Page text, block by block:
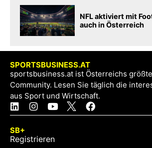
NFL aktiviert mit
auch in Österreich
SPORTSBUSINESS.AT
sportsbusiness.at ist Österreichs
Community. Lesen Sie täglich die
aus Sport und Wirtschaft.
SB+
Registrieren